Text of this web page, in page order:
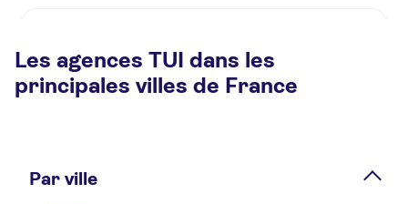
Fermé.Ouvre à 13:30
7 place Amiral Sénés 83000 Toulon
Les agences TUI dans les
principales villes de France
Par ville